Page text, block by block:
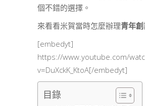
個不錯的選擇。
來看看米賀當時怎麼辦理青年
[embedyt]
https://www.youtube.com/
v=DuXckK_KtoA[/embedyt]
目錄